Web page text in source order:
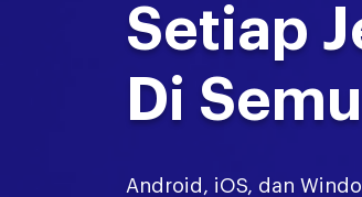
Setiap
Di
Android, iOS, dan